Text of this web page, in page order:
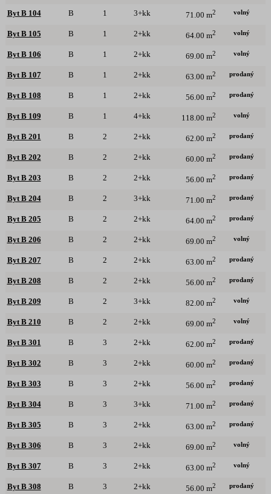
Byt B 104 B 1 3+kk 71.00 m2 volný
Byt B 105 B 1 2+kk 64.00 m2 volný
Byt B 106 B 1 2+kk 69.00 m2 volný
Byt B 107 B 1 2+kk 63.00 m2 prodaný
Byt B 108 B 1 2+kk 56.00 m2 prodaný
Byt B 109 B 1 4+kk 118.00 m2 volný
Byt B 201 B 2 2+kk 62.00 m2 prodaný
Byt B 202 B 2 2+kk 60.00 m2 prodaný
Byt B 203 B 2 2+kk 56.00 m2 prodaný
Byt B 204 B 2 3+kk 71.00 m2 prodaný
Byt B 205 B 2 2+kk 64.00 m2 prodaný
Byt B 206 B 2 2+kk 69.00 m2 volný
Byt B 207 B 2 2+kk 63.00 m2 prodaný
Byt B 208 B 2 2+kk 56.00 m2 prodaný
Byt B 209 B 2 3+kk 82.00 m2 volný
Byt B 210 B 2 2+kk 69.00 m2 volný
Byt B 301 B 3 2+kk 62.00 m2 prodaný
Byt B 302 B 3 2+kk 60.00 m2 prodaný
Byt B 303 B 3 2+kk 56.00 m2 prodaný
Byt B 304 B 3 3+kk 71.00 m2 prodaný
Byt B 305 B 3 2+kk 63.00 m2 prodaný
Byt B 306 B 3 2+kk 69.00 m2 volný
Byt B 307 B 3 2+kk 63.00 m2 volný
Byt B 308 B 3 2+kk 56.00 m2 prodaný